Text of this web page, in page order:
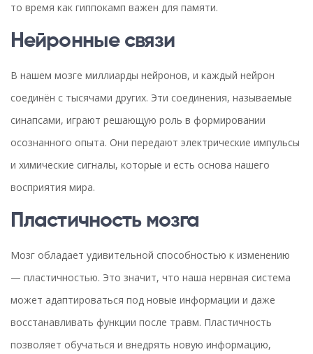
то время как гиппокамп важен для памяти.
Нейронные связи
В нашем мозге миллиарды нейронов, и каждый нейрон
соединён с тысячами других. Эти соединения, называемые
синапсами, играют решающую роль в формировании
осознанного опыта. Они передают электрические импульсы
и химические сигналы, которые и есть основа нашего
восприятия мира.
Пластичность мозга
Мозг обладает удивительной способностью к изменению
— пластичностью. Это значит, что наша нервная система
может адаптироваться под новые информации и даже
восстанавливать функции после травм. Пластичность
позволяет обучаться и внедрять новую информацию,